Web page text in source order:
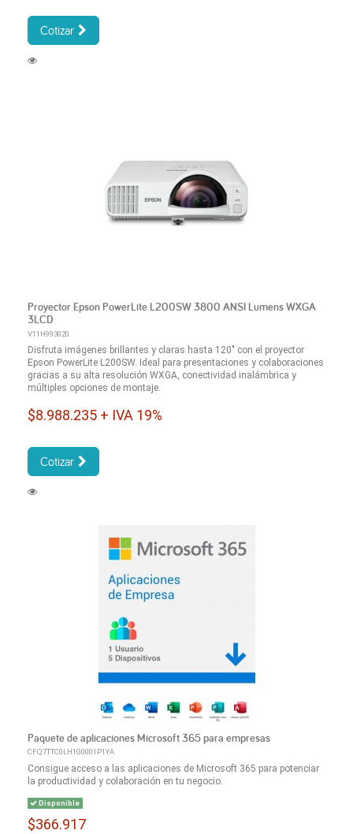
Cotizar
Proyector Epson PowerLite L200SW 3800 ANSI Lumens WXGA
3LCD
V11H993020.
Disfruta imágenes brillantes y claras hasta 120" con el proyector
Epson PowerLite L200SW. Ideal para presentaciones y colaboraciones
gracias a su alta resolución WXGA, conectividad inalámbrica y
múltiples opciones de montaje.
$8.988.235 + IVA 19%
Cotizar
Paquete de aplicaciones Microsoft 365 para empresas
CFQ7TTC0LH1G0001P1YA
Consigue acceso a las aplicaciones de Microsoft 365 para potenciar
la productividad y colaboración en tu negocio.
Disponible
$366.917